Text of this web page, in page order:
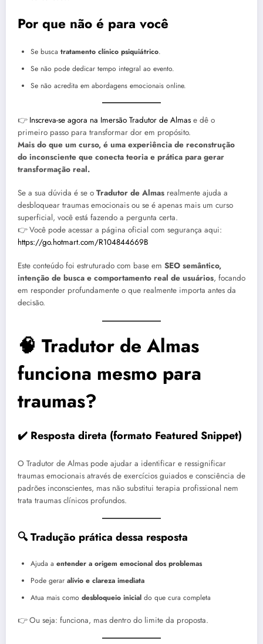
Por que não é para você
Se busca tratamento clínico psiquiátrico.
Se não pode dedicar tempo integral ao evento.
Se não acredita em abordagens emocionais online.
👉 Inscreva-se agora na Imersão Tradutor de Almas e dê o
primeiro passo para transformar dor em propósito.
Mais do que um curso, é uma experiência de reconstrução
do inconsciente que conecta teoria e prática para gerar
transformação real.
Se a sua dúvida é se o Tradutor de Almas realmente ajuda a
desbloquear traumas emocionais ou se é apenas mais um curso
superficial, você está fazendo a pergunta certa.
👉 Você pode acessar a página oficial com segurança aqui:
https://go.hotmart.com/R104844669B
Este conteúdo foi estruturado com base em SEO semântico,
intenção de busca e comportamento real de usuários, focando
em responder profundamente o que realmente importa antes da
decisão.
🧠 Tradutor de Almas
funciona mesmo para
traumas?
✔️ Resposta direta (formato Featured Snippet)
O Tradutor de Almas pode ajudar a identificar e ressignificar
traumas emocionais através de exercícios guiados e consciência de
padrões inconscientes, mas não substitui terapia profissional nem
trata traumas clínicos profundos.
🔍 Tradução prática dessa resposta
Ajuda a entender a origem emocional dos problemas
Pode gerar alívio e clareza imediata
Atua mais como desbloqueio inicial do que cura completa
👉 Ou seja: funciona, mas dentro do limite da proposta.